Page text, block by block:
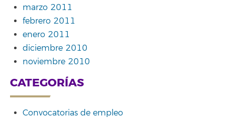
marzo 2011
febrero 2011
enero 2011
diciembre 2010
noviembre 2010
CATEGORÍAS
Convocatorias de empleo